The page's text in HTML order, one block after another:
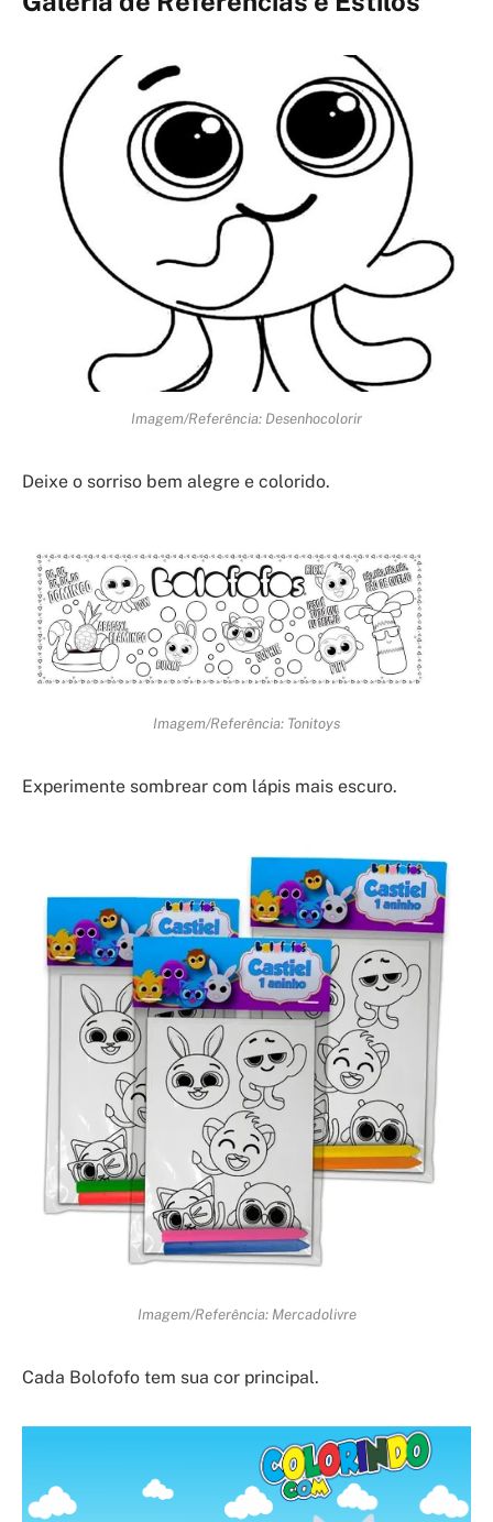
Imagem/Referência: Desenhocolorir
Deixe o sorriso bem alegre e colorido.
Imagem/Referência: Tonitoys
Experimente sombrear com lápis mais escuro.
Imagem/Referência: Mercadolivre
Cada Bolofofo tem sua cor principal.